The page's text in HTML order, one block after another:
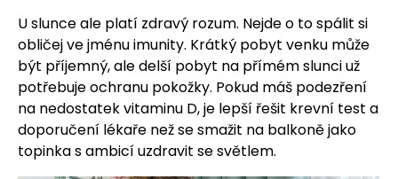
U slunce ale platí zdravý rozum. Nejde o to spálit si
obličej ve jménu imunity. Krátký pobyt venku může
být příjemný, ale delší pobyt na přímém slunci už
potřebuje ochranu pokožky. Pokud máš podezření
na nedostatek vitaminu D, je lepší řešit krevní test a
doporučení lékaře než se smažit na balkoně jako
topinka s ambicí uzdravit se světlem.